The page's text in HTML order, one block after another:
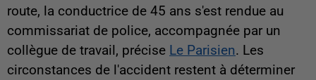
route, la conductrice de 45 ans s'est rendue au
commissariat de police, accompagnée par un
collègue de travail, précise Le Parisien. Les
circonstances de l'accident restent à déterminer